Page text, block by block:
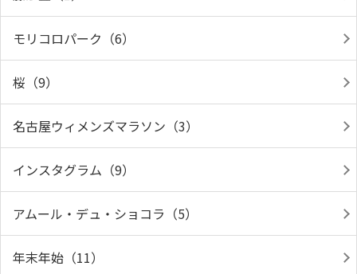
モリコロパーク（6）
桜（9）
名古屋ウィメンズマラソン（3）
インスタグラム（9）
アムール・デュ・ショコラ（5）
年末年始（11）